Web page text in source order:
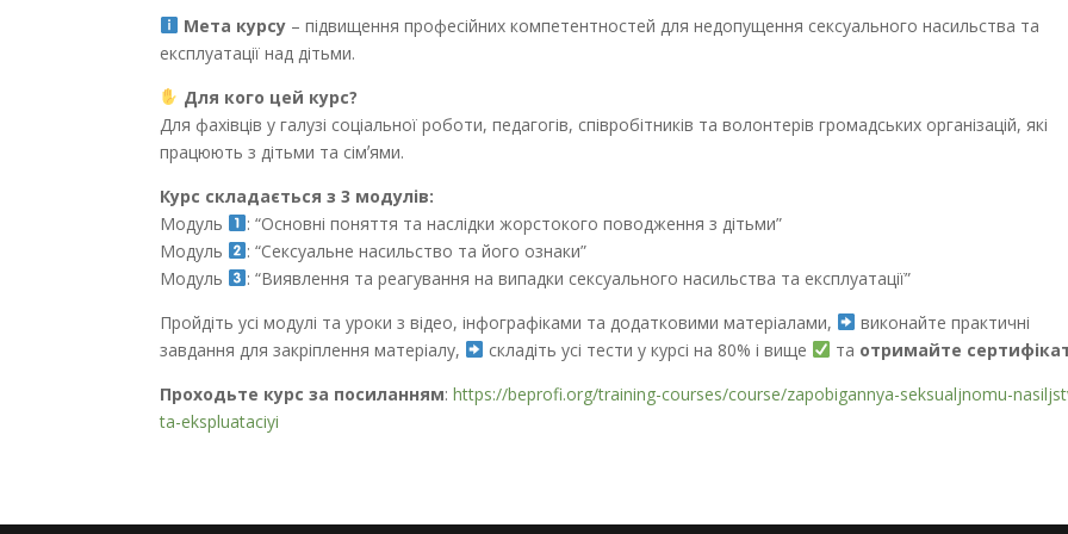
Мета курсу – підвищення професійних компетентностей для недопущення сексуального насильства та
експлуатації над дітьми.
Для кого цей курс?
Для фахівців у галузі соціальної роботи, педагогів, співробітників та волонтерів громадських організацій, які
працюють з дітьми та сімʼями.
Курс складається з 3 модулів:
Модуль
: “Основні поняття та наслідки жорстокого поводження з дітьми”
Модуль
: “Сексуальне насильство та його ознаки”
Модуль
: “Виявлення та реагування на випадки сексуального насильства та експлуатації”
Пройдіть усі модулі та уроки з відео, інфографіками та додатковими матеріалами,
виконайте практичні
завдання для закріплення матеріалу,
складіть усі тести у курсі на 80% і вище та отримайте
Проходьте курс за посиланням:https://beprofi.org/training-courses/course/zapobigannya-seksualjnomu-
ta-ekspluataciyi